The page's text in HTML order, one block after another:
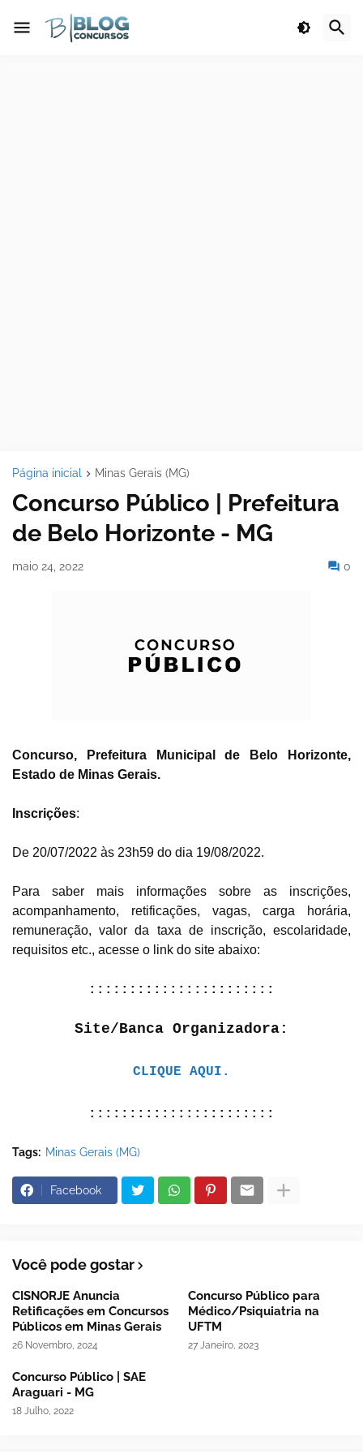
Página inicial Minas Gerais (MG)
Concurso Público | Prefeitura
de Belo Horizonte - MG
maio 24, 2022 0
Concurso, Prefeitura Municipal de Belo Horizonte,
Estado de Minas Gerais.
Inscrições:
De 20/07/2022 às 23h59 do dia 19/08/2022.
Para saber mais informações sobre as inscrições,
acompanhamento, retificações, vagas, carga horária,
remuneração, valor da taxa de inscrição, escolaridade,
requisitos etc., acesse o link do site abaixo:
:::::::::::::::::::::::
Site/Banca Organizadora:
CLIQUE AQUI.
:::::::::::::::::::::::
Tags: Minas Gerais (MG)
Facebook
Você pode gostar
CISNORJE Anuncia
Retificações em Concursos
Públicos em Minas Gerais
26 Novembro, 2024
Concurso Público para
Médico/Psiquiatria na
UFTM
27 Janeiro, 2023
Concurso Público | SAE
Araguari - MG
18 Julho, 2022